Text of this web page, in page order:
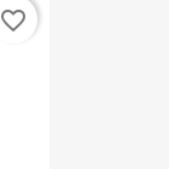
favorite_border